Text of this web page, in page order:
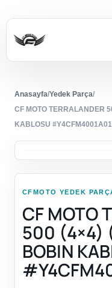
Anasayfa/Yedek Parça/
CF MOTO TERRALANDER
KABLOSU
CFMOTO YEDEK
CF MOTO
500 (4×4)
BOBIN